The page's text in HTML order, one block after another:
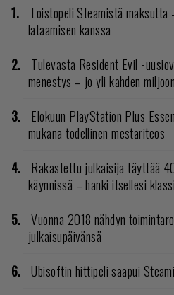
Loistopeli Steamistä
lataamisen kanssa
Tulevasta Resident Evil -
menestys – jo yli kahden
Elokuun PlayStation Plus
mukana todellinen mestariteos
Rakastettu julkaisija täyttää
käynnissä – hanki itsellesi
Vuonna 2018 nähdyn
julkaisupäivänsä
Ubisoftin hittipeli saapui